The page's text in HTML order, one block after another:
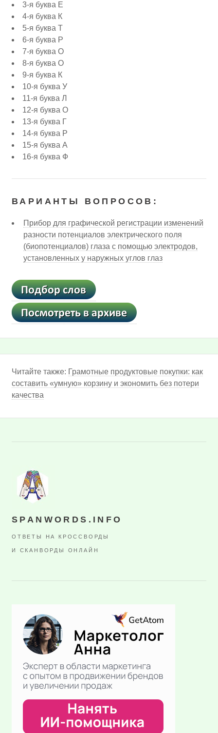
3-я буква Е
4-я буква К
5-я буква Т
6-я буква Р
7-я буква О
8-я буква О
9-я буква К
10-я буква У
11-я буква Л
12-я буква О
13-я буква Г
14-я буква Р
15-я буква А
16-я буква Ф
ВАРИАНТЫ ВОПРОСОВ:
Прибор для графической регистрации изменений
разности потенциалов электрического поля
(биопотенциалов) глаза с помощью электродов,
установленных у наружных углов глаз
Читайте также: Грамотные продуктовые покупки: как
составить «умную» корзину и экономить без потери
качества
SPANWORDS.INFO
ОТВЕТЫ НА КРОССВОРДЫ
И СКАНВОРДЫ ОНЛАЙН